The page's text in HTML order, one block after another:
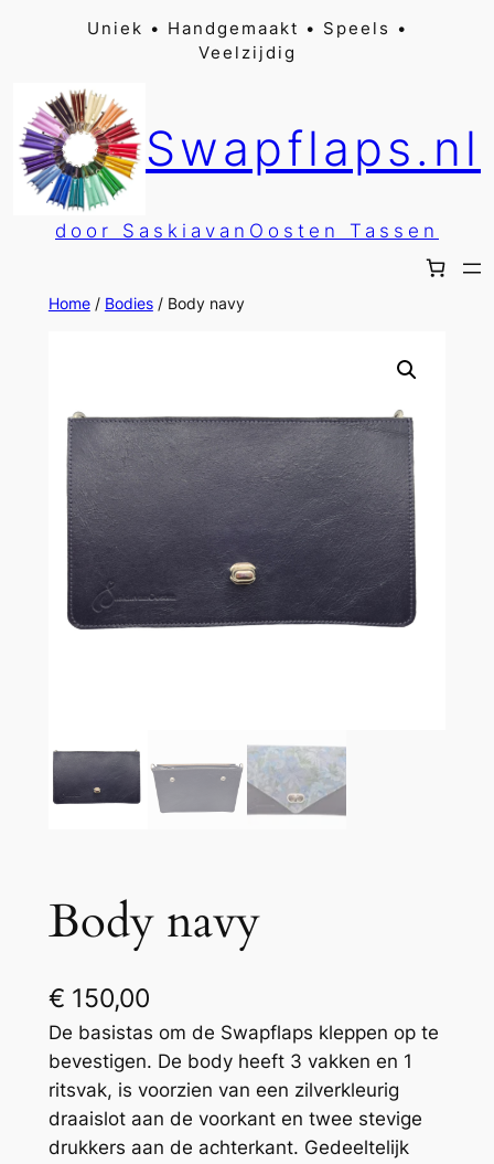
inhoud
Uniek • Handgemaakt • Speels •
Veelzijdig
Swapflaps.nl
door SaskiavanOosten Tassen
Home/ Bodies/ Body navy
Body navy
€ 150,00
De basistas om de Swapflaps kleppen op te
bevestigen. De body heeft 3 vakken en 1
ritsvak, is voorzien van een zilverkleurig
draaislot aan de voorkant en twee stevige
drukkers aan de achterkant. Gedeeltelijk